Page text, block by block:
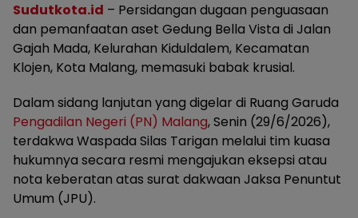
Sudutkota.id – Persidangan dugaan penguasaan
dan pemanfaatan aset Gedung Bella Vista di Jalan
Gajah Mada, Kelurahan Kiduldalem, Kecamatan
Klojen, Kota Malang, memasuki babak krusial.
Dalam sidang lanjutan yang digelar di Ruang Garuda
Pengadilan Negeri (PN) Malang, Senin (29/6/2026),
terdakwa Waspada Silas Tarigan melalui tim kuasa
hukumnya secara resmi mengajukan eksepsi atau
nota keberatan atas surat dakwaan Jaksa Penuntut
Umum (JPU).